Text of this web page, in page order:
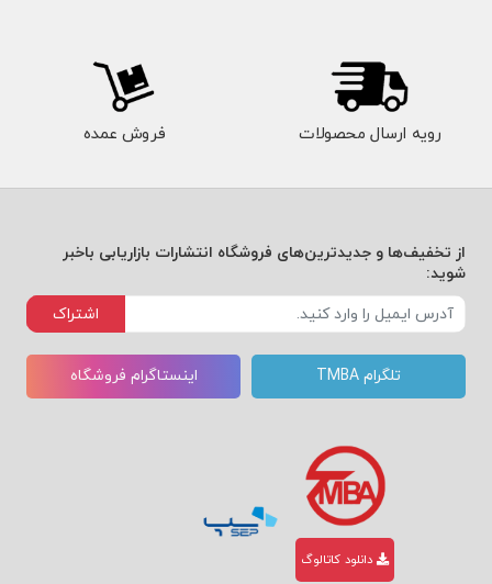
ارزیابی مذاکره؛
کلید امتیازدهی ؛
پنج سبک مذاکره؛
تفسیر امتیاز و سبک شما؛
فصل هشتم: ریسک کسب‌وکار؛
فصل نهم: هشت تاکتیک عمومی و
اقدامات متقابل با آن‌ها:
رویه ارسال محصولات فروش عمده
از تخفیف‌ها و جدیدترین‌های فروشگاه انتشارات بازاریابی باخبر
شوید:
اشتراک
تلگرام TMBA اینستاگرام فروشگاه
دانلود کاتالوگ